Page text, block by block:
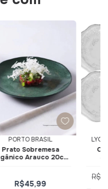
PORTO BRASIL
Prato Sobremesa
Arauco 20cm
R$45,99